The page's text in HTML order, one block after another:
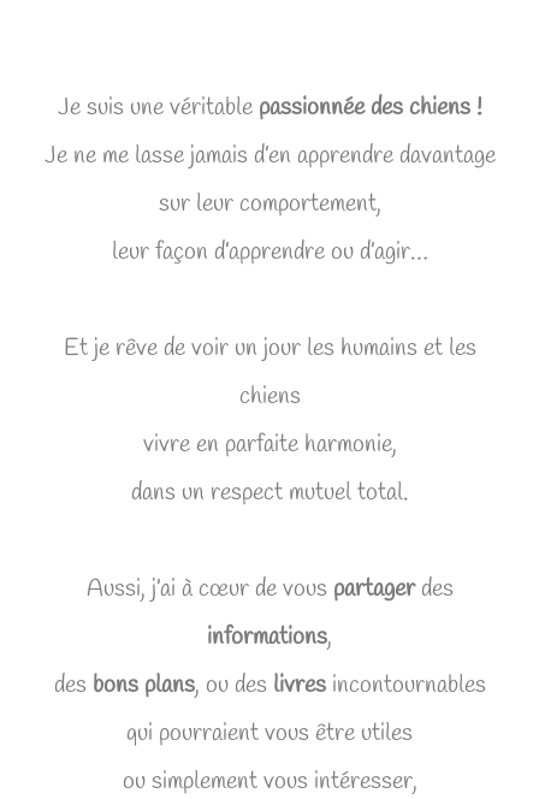
Je suis une véritable passionnée des chiens !
Je ne me lasse jamais d’en apprendre davantage
sur leur comportement,
leur façon d’apprendre ou d’agir…
Et je rêve de voir un jour les humains et les
chiens
vivre en parfaite harmonie,
dans un respect mutuel total.
Aussi, j’ai à cœur de vous partagerdes
informations,
des bons plans, ou des livresincontournables
qui pourraient vous être utiles
ou simplement vous intéresser,